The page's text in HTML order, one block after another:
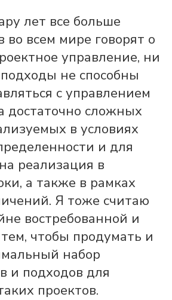
лет все больше
во всем мире говорят о
управление, ни
не способны
с управлением
достаточно сложных
в условиях
и для
реализация в
а также в рамках
Я тоже считаю
востребованной и
чтобы продумать и
набор
и подходов для
проектов.